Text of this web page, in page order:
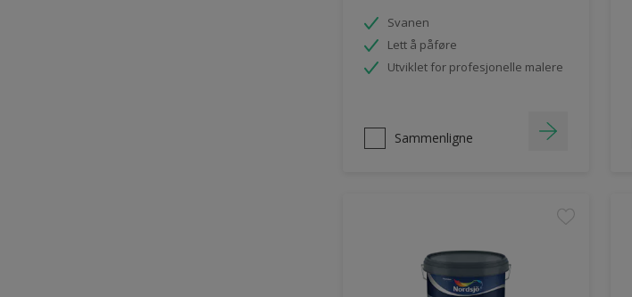
Svanen
Lett å påføre
Utviklet for profesjonelle malere
Sammenligne